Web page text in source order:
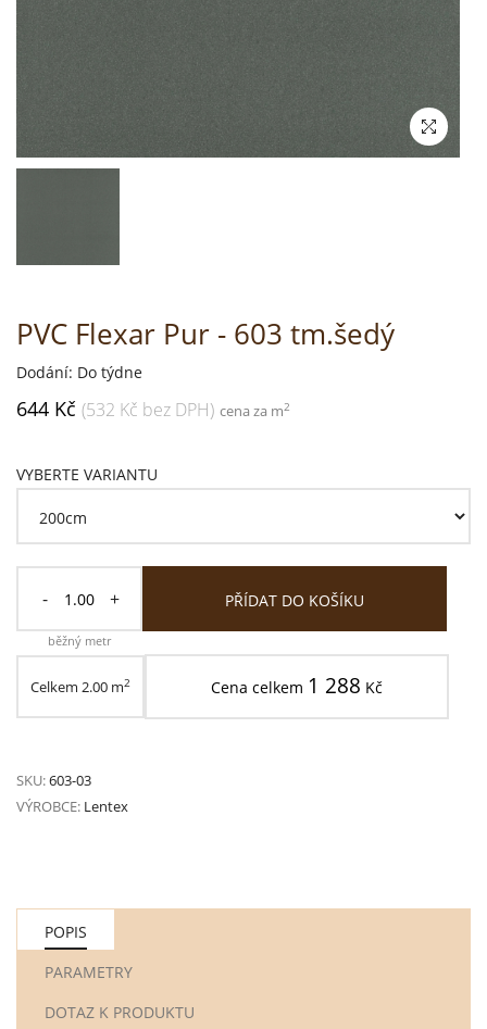
PVC Flexar Pur - 603 tm.šedý
Dodání: Do týdne
644 Kč (532 Kč bez DPH) cena za m2
VYBERTE VARIANTU
- +
běžný metr
PŘÍDAT DO KOŠÍKU
Celkem 2.00 m2 Cena celkem 1 288 Kč
SKU:603-03
VÝROBCE: Lentex
POPIS
PARAMETRY
DOTAZ K PRODUKTU